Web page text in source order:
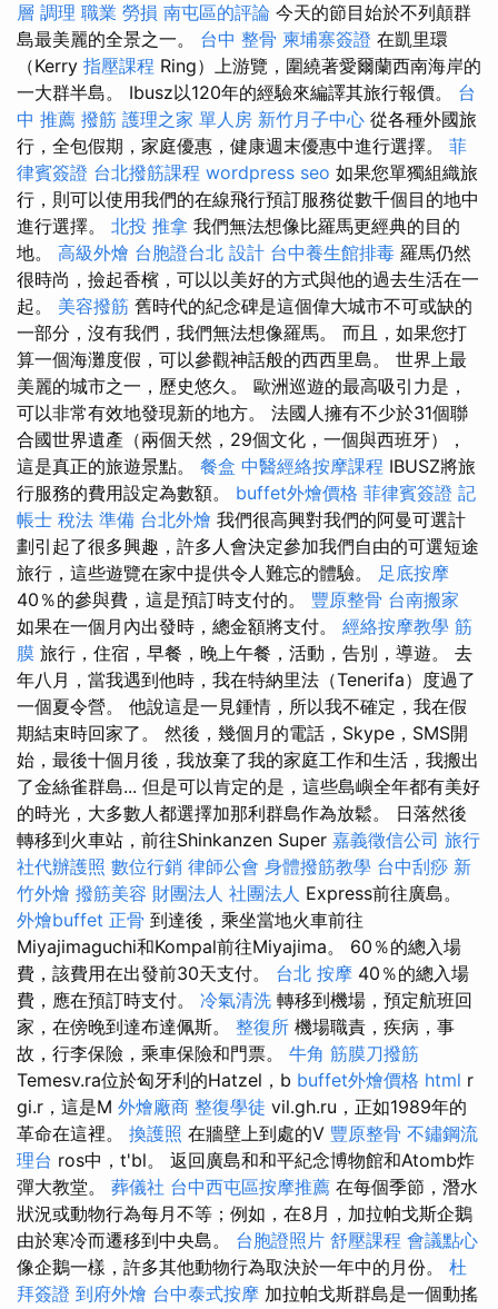
層 調理 職業 勞損 南屯區的評論 今天的節目始於不列顛群
島最美麗的全景之一。 台中 整骨 柬埔寨簽證 在凱里環
（Kerry 指壓課程 Ring）上游覽，圍繞著愛爾蘭西南海岸的
一大群半島。 Ibusz以120年的經驗來編譯其旅行報價。 台
中 推薦 撥筋 護理之家 單人房 新竹月子中心 從各種外國旅
行，全包假期，家庭優惠，健康週末優惠中進行選擇。 菲
律賓簽證 台北撥筋課程 wordpress seo 如果您單獨組織旅
行，則可以使用我們的在線飛行預訂服務從數千個目的地中
進行選擇。 北投 推拿 我們無法想像比羅馬更經典的目的
地。 高級外燴 台胞證台北 設計 台中養生館排毒 羅馬仍然
很時尚，撿起香檳，可以以美好的方式與他的過去生活在一
起。 美容撥筋 舊時代的紀念碑是這個偉大城市不可或缺的
一部分，沒有我們，我們無法想像羅馬。 而且，如果您打
算一個海灘度假，可以參觀神話般的西西里島。 世界上最
美麗的城市之一，歷史悠久。 歐洲巡遊的最高吸引力是，
可以非常有效地發現新的地方。 法國人擁有不少於31個聯
合國世界遺產（兩個天然，29個文化，一個與西班牙），
這是真正的旅遊景點。 餐盒 中醫經絡按摩課程 IBUSZ將旅
行服務的費用設定為數額。 buffet外燴價格 菲律賓簽證 記
帳士 稅法 準備 台北外燴 我們很高興對我們的阿曼可選計
劃引起了很多興趣，許多人會決定參加我們自由的可選短途
旅行，這些遊覽在家中提供令人難忘的體驗。 足底按摩
40％的參與費，這是預訂時支付的。 豐原整骨 台南搬家
如果在一個月內出發時，總金額將支付。 經絡按摩教學 筋
膜 旅行，住宿，早餐，晚上午餐，活動，告別，導遊。 去
年八月，當我遇到他時，我在特納里法（Tenerifa）度過了
一個夏令營。 他說這是一見鍾情，所以我不確定，我在假
期結束時回家了。 然後，幾個月的電話，Skype，SMS開
始，最後十個月後，我放棄了我的家庭工作和生活，我搬出
了金絲雀群島... 但是可以肯定的是，這些島嶼全年都有美好
的時光，大多數人都選擇加那利群島作為放鬆。 日落然後
轉移到火車站，前往Shinkanzen Super 嘉義徵信公司 旅行
社代辦護照 數位行銷 律師公會 身體撥筋教學 台中刮痧 新
竹外燴 撥筋美容 財團法人 社團法人 Express前往廣島。
外燴buffet 正骨 到達後，乘坐當地火車前往
Miyajimaguchi和Kompal前往Miyajima。 60％的總入場
費，該費用在出發前30天支付。 台北 按摩 40％的總入場
費，應在預訂時支付。 冷氣清洗 轉移到機場，預定航班回
家，在傍晚到達布達佩斯。 整復所 機場職責，疾病，事
故，行李保險，乘車保險和門票。 牛角 筋膜刀撥筋
Temesv.ra位於匈牙利的Hatzel，b buffet外燴價格 html r
gi.r，這是M 外燴廠商 整復學徒 vil.gh.ru，正如1989年的
革命在這裡。 換護照 在牆壁上到處的V 豐原整骨 不鏽鋼流
理台 ros中，t'bl。 返回廣島和和平紀念博物館和Atomb炸
彈大教堂。 葬儀社 台中西屯區按摩推薦 在每個季節，潛水
狀況或動物行為每月不等；例如，在8月，加拉帕戈斯企鵝
由於寒冷而遷移到中央島。 台胞證照片 舒壓課程 會議點心
像企鵝一樣，許多其他動物行為取決於一年中的月份。 杜
拜簽證 到府外燴 台中泰式按摩 加拉帕戈斯群島是一個動搖